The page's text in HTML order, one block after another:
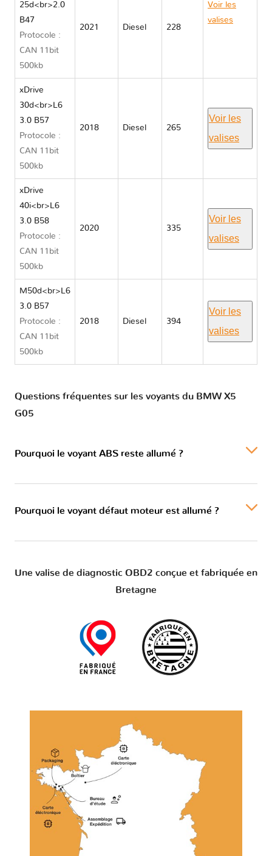
25d<br>2.0
B47
Protocole :
CAN 11bit
500kb
2021 Diesel 228
Voir les
valises
xDrive
30d<br>L6
3.0 B57
Protocole :
CAN 11bit
500kb
2018 Diesel 265
Voir les
valises
xDrive
40i<br>L6
3.0 B58
Protocole :
CAN 11bit
500kb
2020 335
Voir les
valises
M50d<br>L6
3.0 B57
Protocole :
CAN 11bit
500kb
2018 Diesel 394
Voir les
valises
Questions fréquentes sur les voyants du BMW X5
G05
Pourquoi le voyant ABS reste allumé ?
Pourquoi le voyant défaut moteur est allumé ?
Une valise de diagnostic OBD2 conçue et fabriquée en
Bretagne